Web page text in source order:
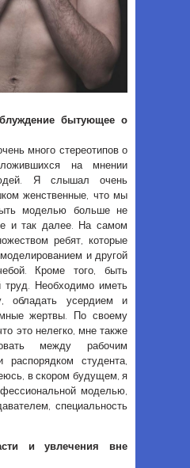
бытующее о
много стереотипов о
на мнении
Я слышал очень
женственные, что мы
моделью больше не
и так далее. На самом
ребят, которые
и другой
Кроме того, быть
Необходимо иметь
обладать усердием и
жертвы. По своему
это нелегко, мне также
между рабочим
студента,
в скором будущем, я
моделью,
специальность
и увлечения вне